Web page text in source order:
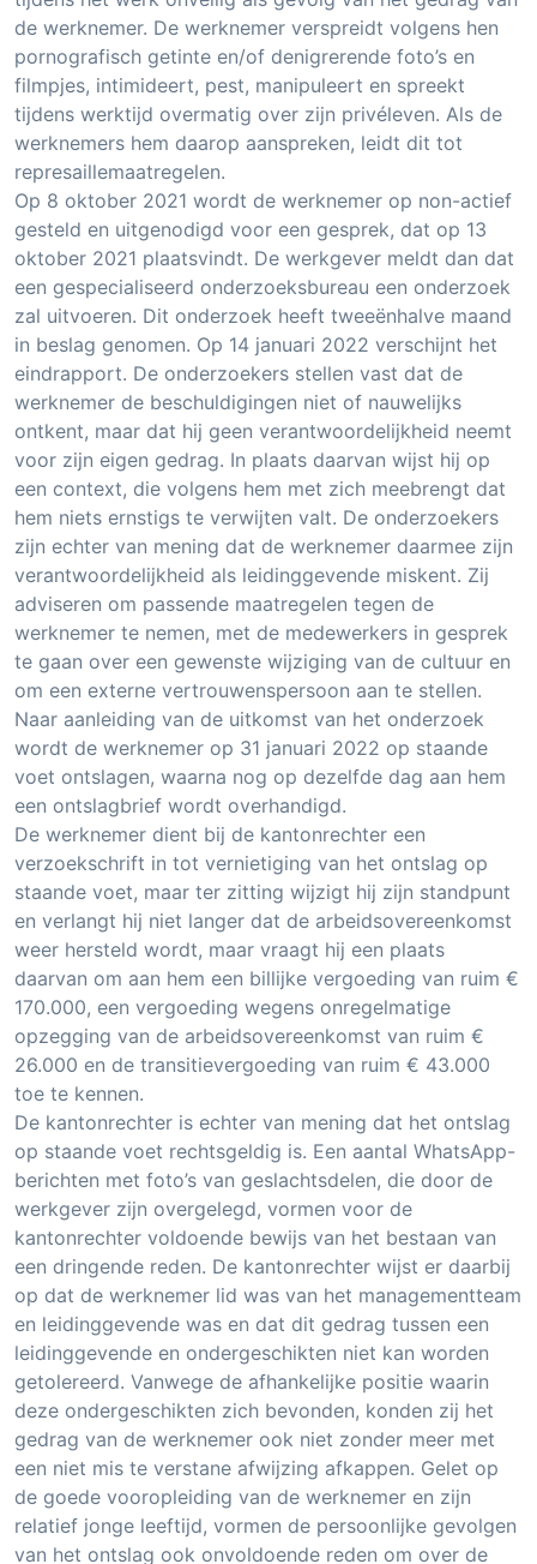
de werknemer. De werknemer verspreidt volgens hen
pornografisch getinte en/of denigrerende foto’s en
filmpjes, intimideert, pest, manipuleert en spreekt
tijdens werktijd overmatig over zijn privéleven. Als de
werknemers hem daarop aanspreken, leidt dit tot
represaillemaatregelen.
Op 8 oktober 2021 wordt de werknemer op non-actief
gesteld en uitgenodigd voor een gesprek, dat op 13
oktober 2021 plaatsvindt. De werkgever meldt dan dat
een gespecialiseerd onderzoeksbureau een onderzoek
zal uitvoeren. Dit onderzoek heeft tweeënhalve maand
in beslag genomen. Op 14 januari 2022 verschijnt het
eindrapport. De onderzoekers stellen vast dat de
werknemer de beschuldigingen niet of nauwelijks
ontkent, maar dat hij geen verantwoordelijkheid neemt
voor zijn eigen gedrag. In plaats daarvan wijst hij op
een context, die volgens hem met zich meebrengt dat
hem niets ernstigs te verwijten valt. De onderzoekers
zijn echter van mening dat de werknemer daarmee zijn
verantwoordelijkheid als leidinggevende miskent. Zij
adviseren om passende maatregelen tegen de
werknemer te nemen, met de medewerkers in gesprek
te gaan over een gewenste wijziging van de cultuur en
om een externe vertrouwenspersoon aan te stellen.
Naar aanleiding van de uitkomst van het onderzoek
wordt de werknemer op 31 januari 2022 op staande
voet ontslagen, waarna nog op dezelfde dag aan hem
een ontslagbrief wordt overhandigd.
De werknemer dient bij de kantonrechter een
verzoekschrift in tot vernietiging van het ontslag op
staande voet, maar ter zitting wijzigt hij zijn standpunt
en verlangt hij niet langer dat de arbeidsovereenkomst
weer hersteld wordt, maar vraagt hij een plaats
daarvan om aan hem een billijke vergoeding van ruim €
170.000, een vergoeding wegens onregelmatige
opzegging van de arbeidsovereenkomst van ruim €
26.000 en de transitievergoeding van ruim € 43.000
toe te kennen.
De kantonrechter is echter van mening dat het ontslag
op staande voet rechtsgeldig is. Een aantal WhatsApp-
berichten met foto’s van geslachtsdelen, die door de
werkgever zijn overgelegd, vormen voor de
kantonrechter voldoende bewijs van het bestaan van
een dringende reden. De kantonrechter wijst er daarbij
op dat de werknemer lid was van het managementteam
en leidinggevende was en dat dit gedrag tussen een
leidinggevende en ondergeschikten niet kan worden
getolereerd. Vanwege de afhankelijke positie waarin
deze ondergeschikten zich bevonden, konden zij het
gedrag van de werknemer ook niet zonder meer met
een niet mis te verstane afwijzing afkappen. Gelet op
de goede vooropleiding van de werknemer en zijn
relatief jonge leeftijd, vormen de persoonlijke gevolgen
van het ontslag ook onvoldoende reden om over de